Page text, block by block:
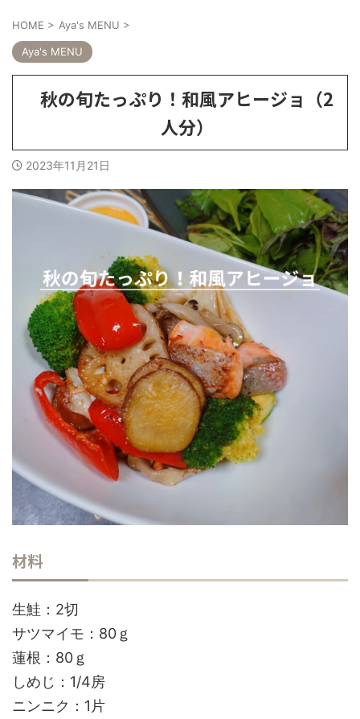
HOME > Aya's MENU >
Aya's MENU
秋の旬たっぷり！和風アヒージョ（2
人分）
2023年11月21日
材料
生鮭：2切
サツマイモ：80ｇ
蓮根：80ｇ
しめじ：1/4房
ニンニク：1片